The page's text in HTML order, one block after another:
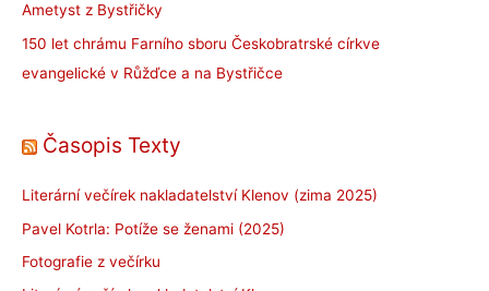
Ametyst z Bystřičky
150 let chrámu Farního sboru Českobratrské církve
evangelické v Růžďce a na Bystřičce
Časopis Texty
Literární večírek nakladatelství Klenov (zima 2025)
Pavel Kotrla: Potíže se ženami (2025)
Fotografie z večírku